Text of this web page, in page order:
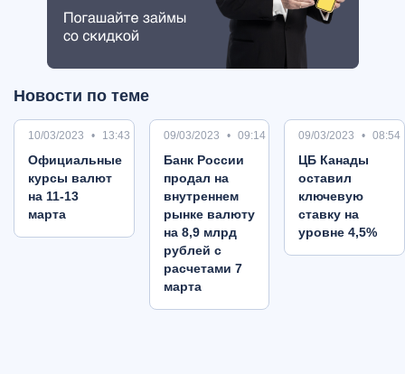
Новости по теме
10/03/2023 13:43
Oфициальные
курсы валют
на 11-13
марта
09/03/2023 09:14
Банк России
продал на
внутреннем
рынке валюту
на 8,9 млрд
рублей с
расчетами 7
марта
09/03/2023 08:54
ЦБ Канады
оставил
ключевую
ставку на
уровне 4,5%